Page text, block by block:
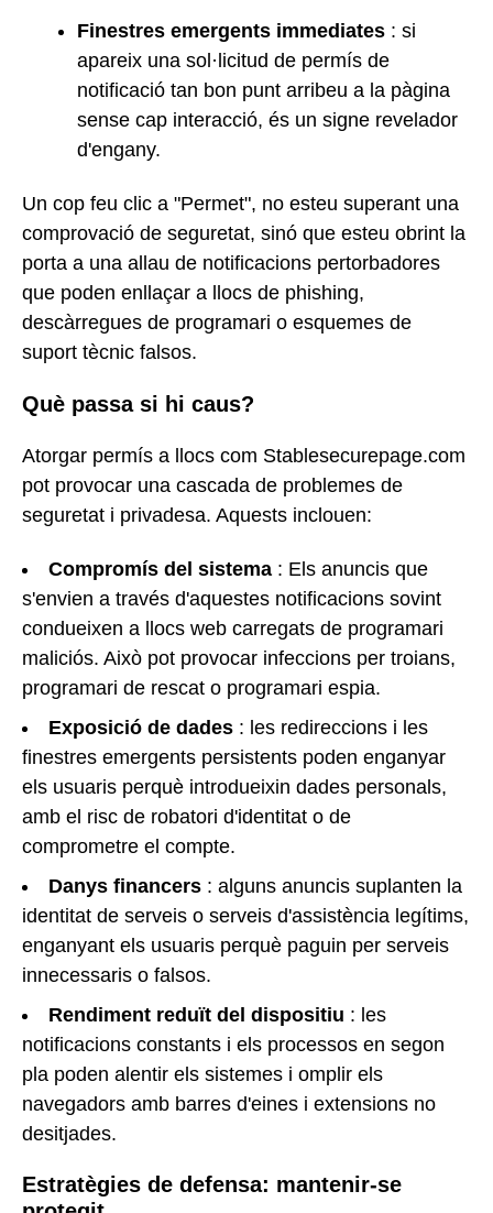
Finestres emergents immediates : si
apareix una sol·licitud de permís de
notificació tan bon punt arribeu a la pàgina
sense cap interacció, és un signe revelador
d'engany.
Un cop feu clic a "Permet", no esteu superant una
comprovació de seguretat, sinó que esteu obrint la
porta a una allau de notificacions pertorbadores
que poden enllaçar a llocs de phishing,
descàrregues de programari o esquemes de
suport tècnic falsos.
Què passa si hi caus?
Atorgar permís a llocs com Stablesecurepage.com
pot provocar una cascada de problemes de
seguretat i privadesa. Aquests inclouen:
Compromís del sistema : Els anuncis que
s'envien a través d'aquestes notificacions sovint
condueixen a llocs web carregats de programari
maliciós. Això pot provocar infeccions per troians,
programari de rescat o programari espia.
Exposició de dades : les redireccions i les
finestres emergents persistents poden enganyar
els usuaris perquè introdueixin dades personals,
amb el risc de robatori d'identitat o de
comprometre el compte.
Danys financers : alguns anuncis suplanten la
identitat de serveis o serveis d'assistència legítims,
enganyant els usuaris perquè paguin per serveis
innecessaris o falsos.
Rendiment reduït del dispositiu : les
notificacions constants i els processos en segon
pla poden alentir els sistemes i omplir els
navegadors amb barres d'eines i extensions no
desitjades.
Estratègies de defensa: mantenir-se